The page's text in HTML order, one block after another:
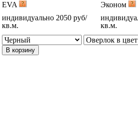
EVA
Эконом
индивидуально 2050 руб/
кв.м.
кв.м.
В корзину